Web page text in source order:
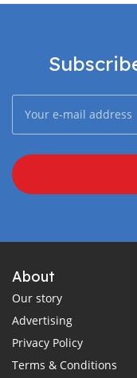
About
Our story
Advertising
Privacy Policy
Terms & Conditions